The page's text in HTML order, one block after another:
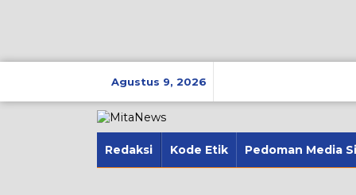
Agustus 9, 2026
Redaksi Kode Etik Pedoman Media